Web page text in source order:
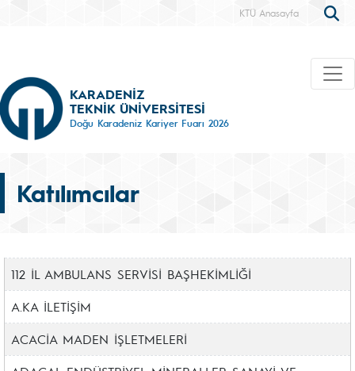
KTÜ Anasayfa
KARADENİZ
TEKNİK ÜNİVERSİTESİ
Doğu Karadeniz Kariyer Fuarı 2026
Katılımcılar
112 İL AMBULANS SERVİSİ BAŞHEKİMLİĞİ
A.KA İLETİŞİM
ACACİA MADEN İŞLETMELERİ